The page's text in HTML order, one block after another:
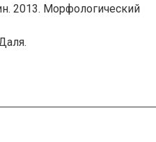
2013. Морфологический